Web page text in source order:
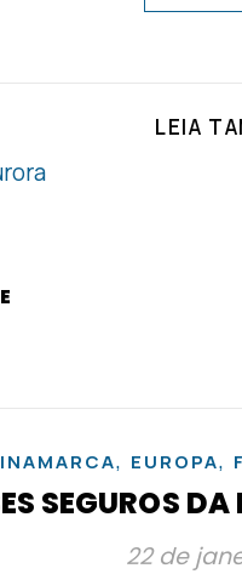
LEIA
, EUROPA,
SEGUROS
22 de